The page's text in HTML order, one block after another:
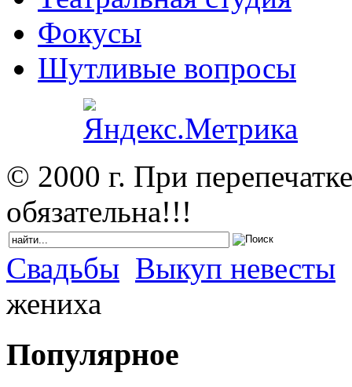
Фокусы
Шутливые вопросы
© 2000 г. При
обязательна!!!
Свадьбы Выкуп невесты
жениха
Популярное